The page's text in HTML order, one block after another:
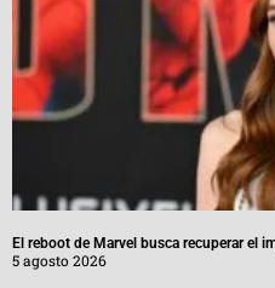
El reboot de Marvel busca recuperar el
5 agosto 2026